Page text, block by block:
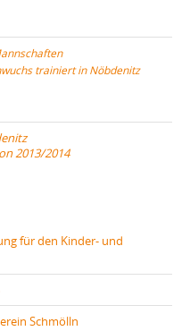
trainiert in Nöbdenitz
2013/2014
für den Kinder- und
Schmölln